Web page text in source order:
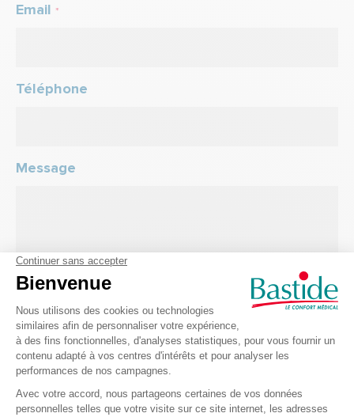
*
Email
Téléphone
Message
Code de sécurité